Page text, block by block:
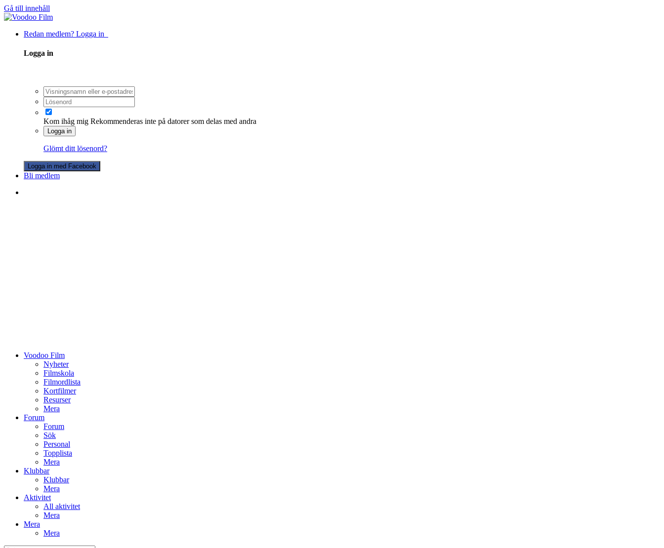
Gå till innehåll
Redan medlem? Logga in
Logga in
Kom ihåg mig Rekommenderas inte på datorer som delas med andra
Logga in
Glömt ditt lösenord?
Logga in med Facebook
Bli medlem
Voodoo Film
Nyheter
Filmskola
Filmordlista
Kortfilmer
Resurser
Mera
Forum
Forum
Sök
Personal
Topplista
Mera
Klubbar
Klubbar
Mera
Aktivitet
All aktivitet
Mera
Mera
Mera